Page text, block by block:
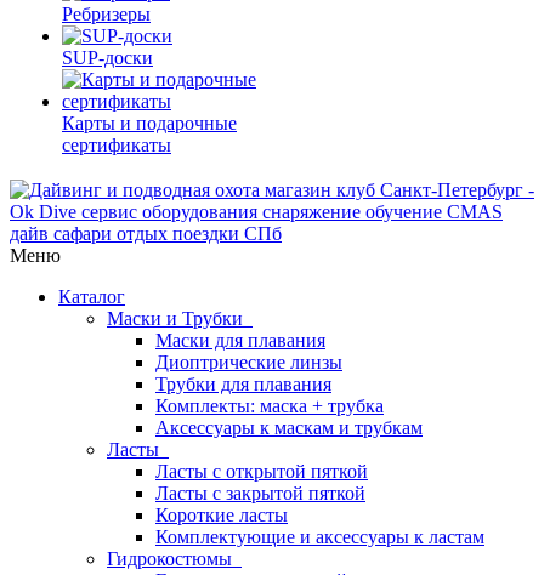
Ребризеры
SUP-доски
Карты и подарочные
сертификаты
Меню
Каталог
Маски и Трубки
Маски для плавания
Диоптрические линзы
Трубки для плавания
Комплекты: маска + трубка
Аксессуары к маскам и трубкам
Ласты
Ласты с открытой пяткой
Ласты с закрытой пяткой
Короткие ласты
Комплектующие и аксессуары к ластам
Гидрокостюмы